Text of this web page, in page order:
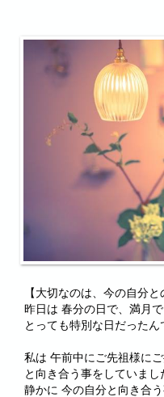
【大切なのは、今の自分と
昨日は 春分の日で、満月
とっても特別な日だったん
私は 午前中にご先祖様に
と向き合う事をしていまし
静かに 今の自分と向き合